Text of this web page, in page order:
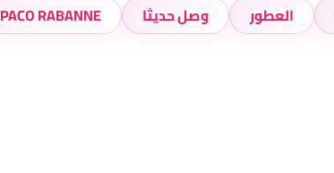
العطور وصل حديثا PACO RABANNE باكو روبان